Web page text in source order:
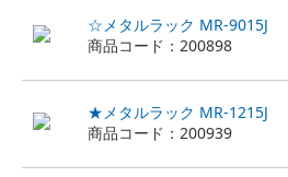
☆メタルラック MR-9015J
商品コード：200898
★メタルラック MR-1215J
商品コード：200939